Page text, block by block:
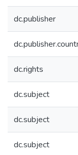
dc.publisher
dc.rights
dc.subject
dc.subject
dc.subject